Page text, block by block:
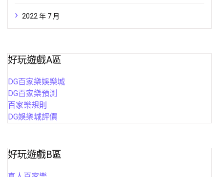
2022 年 7 月
好玩遊戲A區
DG百家樂娛樂城
DG百家樂預測
百家樂規則
DG娛樂城評價
好玩遊戲B區